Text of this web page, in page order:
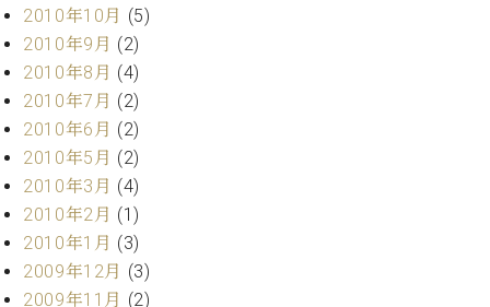
2010年10月 (5)
2010年9月 (2)
2010年8月 (4)
2010年7月 (2)
2010年6月 (2)
2010年5月 (2)
2010年3月 (4)
2010年2月 (1)
2010年1月 (3)
2009年12月 (3)
2009年11月 (2)